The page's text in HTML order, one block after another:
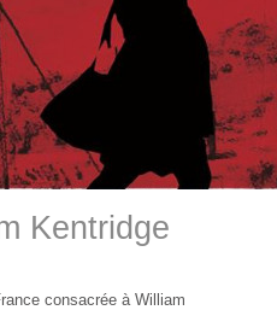
Kentridge
consacrée à William